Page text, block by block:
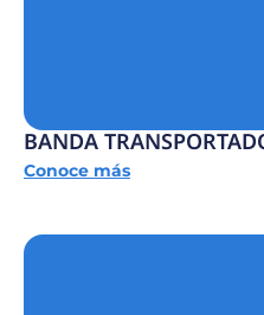
BANDA
Conoce más